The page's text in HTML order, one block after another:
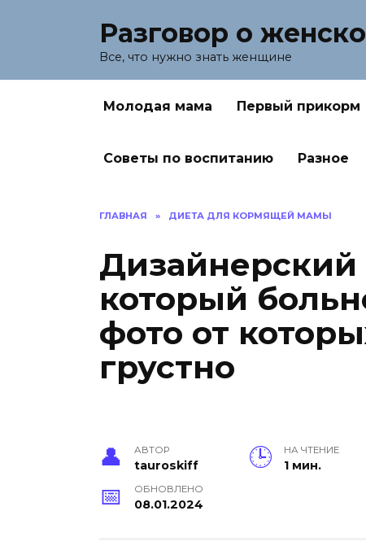
Разговор о
Все, что нужно знать женщине
Молодая мама Первый прикорм
Советы по воспитанию Разное
ГЛАВНАЯ » ДИЕТА ДЛЯ КОРМЯЩЕЙ МАМЫ
Дизайнерский
который
фото от
грустно
АВТОР
tauroskiff
НА ЧТЕНИЕ
1 мин.
ОБНОВЛЕНО
08.01.2024